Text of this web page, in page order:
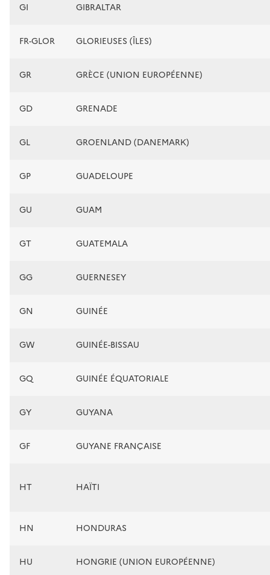
GI GIBRALTAR
FR-GLOR GLORIEUSES (ÎLES)
GR GRÈCE (UNION EUROPÉENNE)
GD GRENADE
GL GROENLAND (DANEMARK)
GP GUADELOUPE
GU GUAM
GT GUATEMALA
GG GUERNESEY
GN GUINÉE
GW GUINÉE-BISSAU
GQ GUINÉE ÉQUATORIALE
GY GUYANA
GF GUYANE FRANÇAISE
HT HAÏTI
HN HONDURAS
HU HONGRIE (UNION EUROPÉENNE)